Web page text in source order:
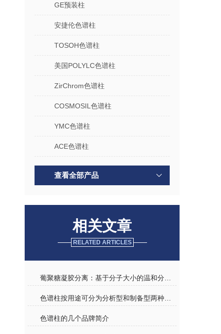
GE预装柱
安捷伦色谱柱
TOSOH色谱柱
美国POLYLC色谱柱
ZirChrom色谱柱
COSMOSIL色谱柱
YMC色谱柱
ACE色谱柱
查看全部产品
相关文章
RELATED ARTICLES
色谱柱的几个品牌简介